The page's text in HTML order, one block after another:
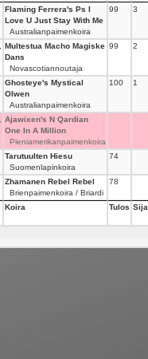
Flaming Ferrera's Ps I
Love U Just Stay With Me
Australianpaimenkoira
99 3
Multestua Macho Magiske
Dans
Novascotiannoutaja
99 2
Ghosteye's Mystical
Olwen
Australianpaimenkoira
100 1
Ajawixen's N Qardian
One In A Million
Pieniamerikanpaimenkoira
Tarutuulten Hiesu
Suomenlapinkoira
74
Zhamanen Rebel Rebel
Brienpaimenkoira / Briardi
78
Koira Tulos Sija